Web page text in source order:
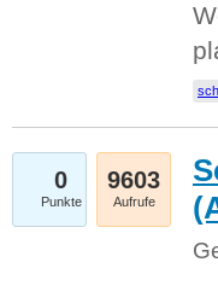
0
Punkte
9603
Aufrufe